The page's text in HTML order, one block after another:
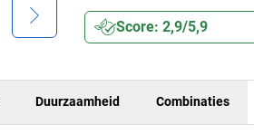
Score: 2,9/5,9
Duurzaamheid Combinaties